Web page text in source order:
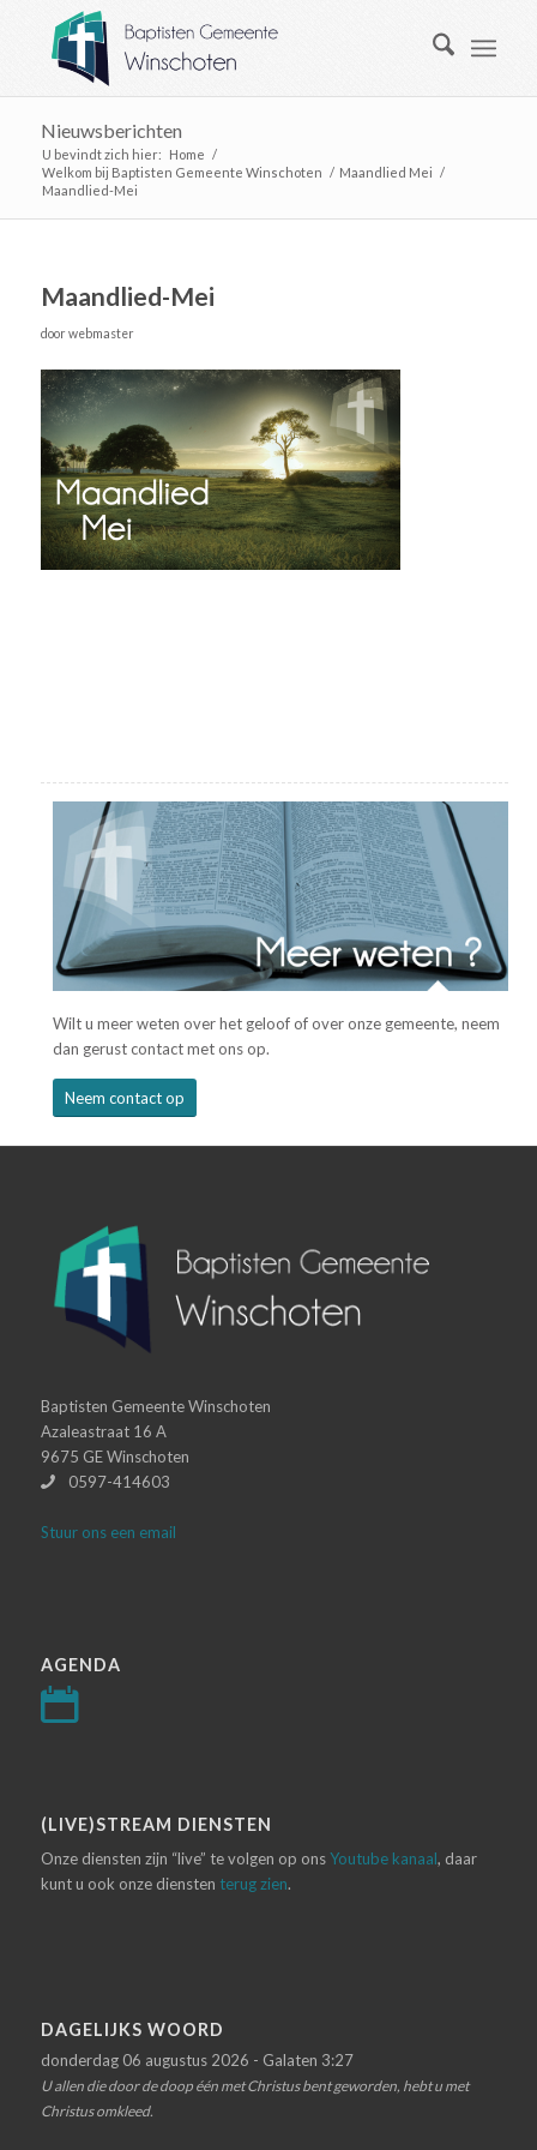
Nieuwsberichten
U bevindt zich hier: Home /
Welkom bij Baptisten Gemeente Winschoten / Maandlied Mei /
Maandlied-Mei
Maandlied-Mei
doorwebmaster
Wilt u meer weten over het geloof of over onze gemeente, neem
dan gerust contact met ons op.
Neem contact op
Baptisten Gemeente Winschoten
Azaleastraat 16 A
9675 GE Winschoten
0597-414603
Stuur ons een email
AGENDA
(LIVE)STREAM DIENSTEN
Onze diensten zijn “live” te volgen op onsYoutube kanaal, daar
kunt u ook onze diensten terug zien.
DAGELIJKS WOORD
donderdag 06 augustus 2026 - Galaten 3:27
U allen die door de doop één met Christus bent geworden, hebt u met
Christus omkleed.